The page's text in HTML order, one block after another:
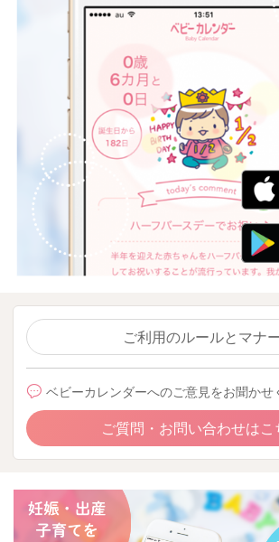
ご利用のルールとマナ
ベビーカレンダーへのご意見をお聞かせ
ご質問・お問い合わせはこ